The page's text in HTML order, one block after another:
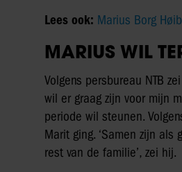
Lees ook: Marius Borg
MARIUS WIL
Volgens persbureau NTB
wil er graag zijn voor mijn
periode wil steunen.
Marit ging. ‘Samen zijn
rest van de familie’, zei hij.